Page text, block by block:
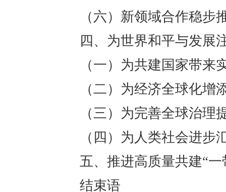
（六）新领域合作稳步
四、为世界和平与发展
（一）为共建国家带来
（二）为经济全球化增
（三）为完善全球治理
（四）为人类社会进步
五、推进高质量共建“
结束语